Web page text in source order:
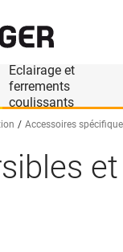
Eclairage et
ferrements
coulissants
Accessoires